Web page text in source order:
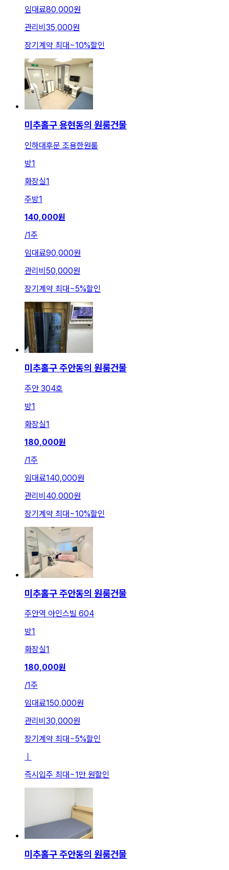
임대료80,000원
관리비 35,000원
장기계약 최대~10%할인
미추홀구 용현동의 원룸건물
인하대후문 조용한원룸
방1
화장실1
주방1
140,000원
/1주
임대료90,000원
관리비 50,000원
장기계약 최대~5%할인
미추홀구 주안동의 원룸건물
주안 304호
방1
화장실1
180,000원
/1주
임대료140,000원
관리비 40,000원
장기계약 최대~10%할인
미추홀구 주안동의 원룸건물
주안역 아인스빌 604
방1
화장실1
180,000원
/1주
임대료150,000원
관리비 30,000원
장기계약 최대 ~5%할인
즉시입주 최대 ~1만 원할인
미추홀구 주안동의 원룸건물